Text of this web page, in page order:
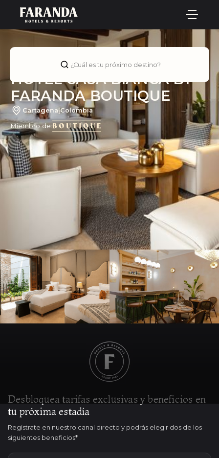
¿Cuál es tu próximo destino?
HOTEL CASA BIANCA BY
FARANDA BOUTIQUE
Cartagena|Colombia
Miembro de:
Desbloquea tarifas exclusivas y beneficios en
tu próxima estadía
Regístrate en nuestro canal directo y podrás elegir dos de los
siguientes beneficios*